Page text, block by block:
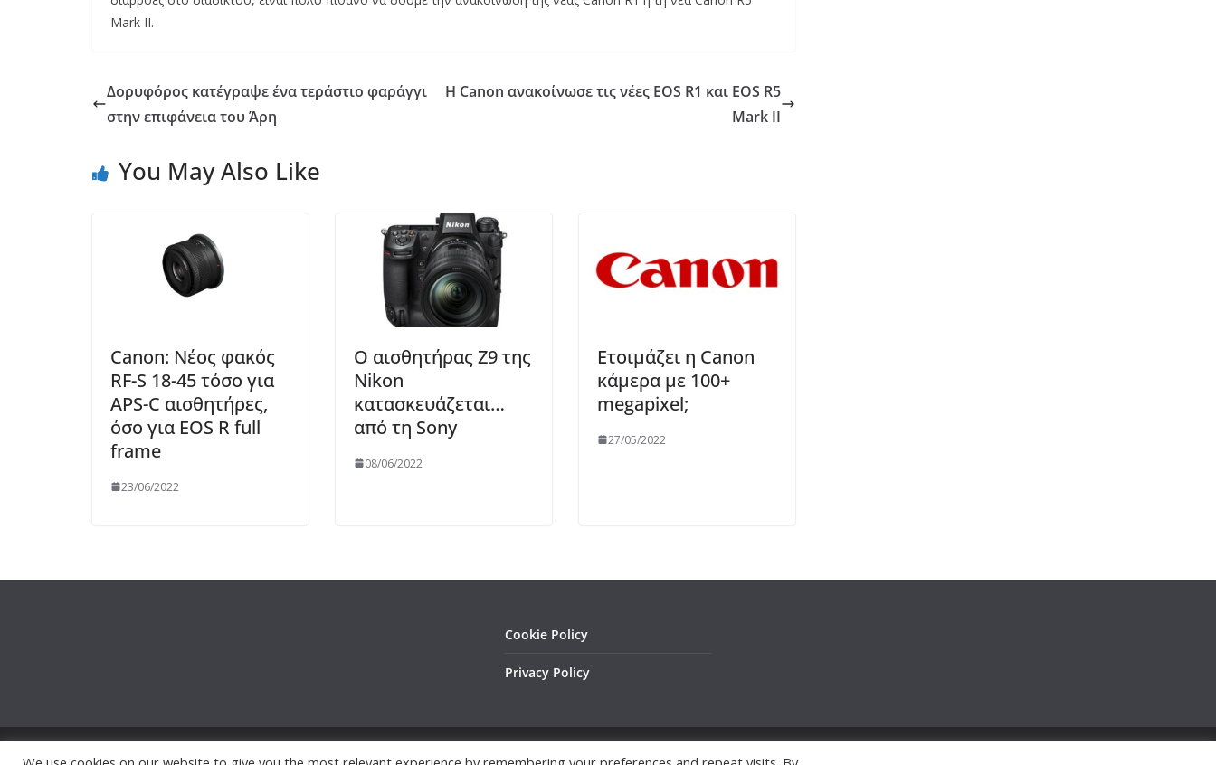
Mark II.
Δορυφόρος κατέγραψε ένα τεράστιο φαράγγι
στην επιφάνεια του Άρη
Η Canon ανακοίνωσε τις νέες EOS R1 και EOS R5
Mark II
You May Also Like
Canon: Νέος φακός
RF-S 18-45 τόσο για
APS-C αισθητήρες,
όσο για EOS R full
frame
23/06/2022
Ο αισθητήρας Z9 της
Nikon
κατασκευάζεται…
από τη Sony
08/06/2022
Ετοιμάζει η Canon
κάμερα με 100+
megapixel;
27/05/2022
Cookie Policy
Privacy Policy
Copyright © 2026Thephotowall . All rights reserved.